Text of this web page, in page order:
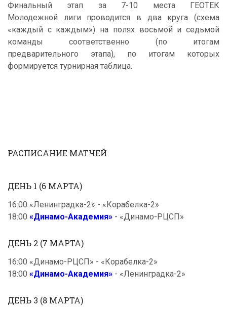
Финальный этап за 7-10 места ГЕОТЕК
Молодежной лиги проводится в два круга (схема
«каждый с каждым») на полях восьмой и седьмой
команды соответственно (по итогам
предварительного этапа), по итогам которых
формируется турнирная таблица.
РАСПИСАНИЕ МАТЧЕЙ
ДЕНЬ 1 (6 МАРТА)
16:00 «Ленинградка-2» - «Корабелка-2»
18:00 «Динамо-Академия» - «Динамо-РЦСП»
ДЕНЬ 2 (7 МАРТА)
16:00 «Динамо-РЦСП» - «Корабелка-2»
18:00 «Динамо-Академия» - «Ленинградка-2»
ДЕНЬ 3 (8 МАРТА)